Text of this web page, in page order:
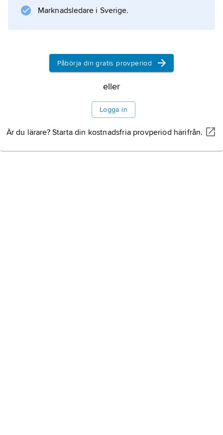
för mätning av frekvensen hos ett
Information om artikeln
Marknadsledare i Sverige.
Påbörja din gratis provperiod
eller
Logga in
Är du lärare? Starta din kostnadsfria provperiod härifrån.